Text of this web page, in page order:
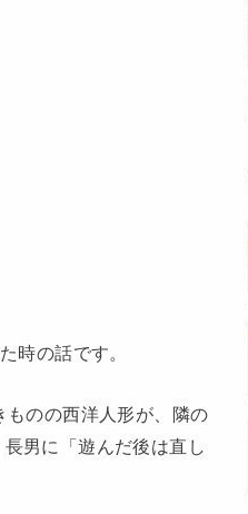
時の話です。
のの西洋人形が、隣の
男に「遊んだ後は直し